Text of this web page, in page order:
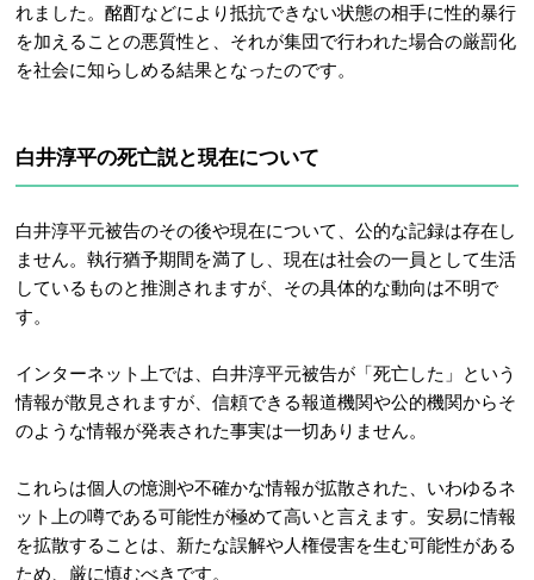
れました。 酩酊などにより抵抗できない状態の相手に性的暴行
を加えることの悪質性と、それが集団で行われた場合の厳罰化
を社会に知らしめる結果となったのです。
白井淳平の死亡説と現在について
白井淳平元被告のその後や現在について、公的な記録は存在し
ません。執行猶予期間を満了し、現在は社会の一員として生活
しているものと推測されますが、その具体的な動向は不明で
す。
インターネット上では、白井淳平元被告が「死亡した」という
情報が散見されますが、 信頼できる報道機関や公的機関からそ
のような情報が発表された事実は一切ありません。
これらは個人の憶測や不確かな情報が拡散された、いわゆるネ
ット上の噂である可能性が極めて高いと言えます。安易に情報
を拡散することは、新たな誤解や人権侵害を生む可能性がある
ため、厳に慎むべきです。